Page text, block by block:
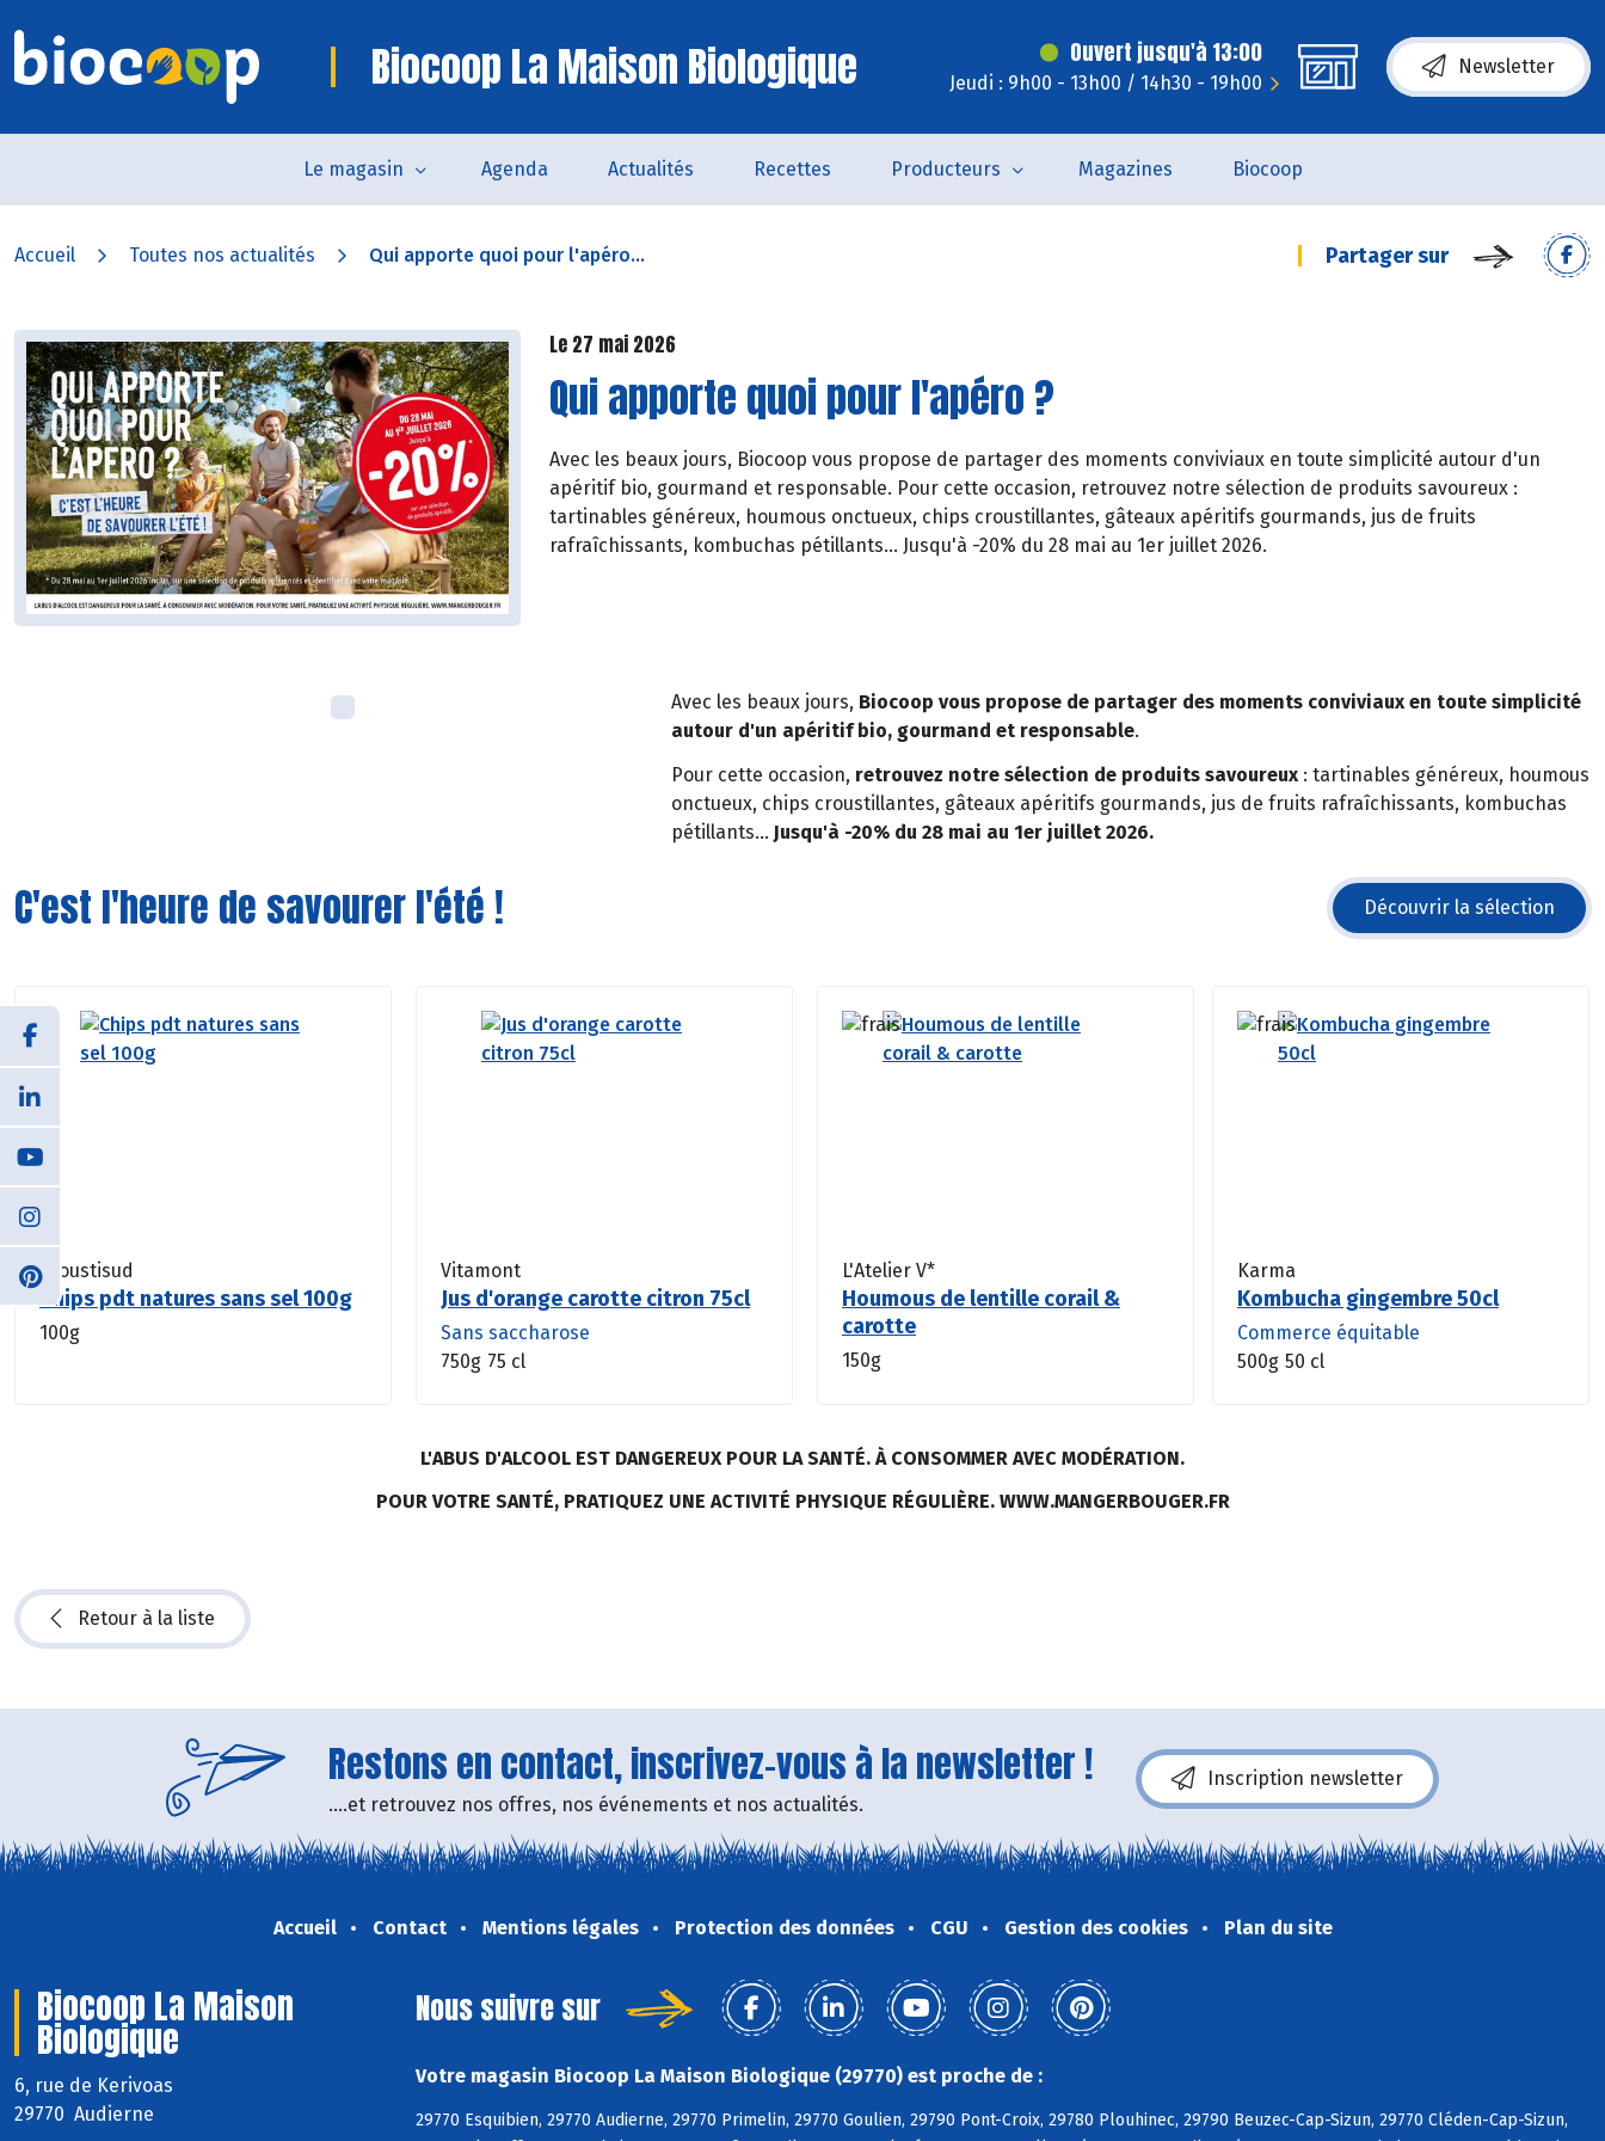
Biocoop La Maison Biologique Ouvert jusqu'à 13:00
Jeudi : 9h00 - 13h00 / 14h30 - 19h00
Newsletter
Le magasin Agenda Actualités Recettes Producteurs Magazines Biocoop
Accueil Toutes nos actualités Qui apporte quoi pour l'apéro... Partager sur
Le 27 mai 2026
Qui apporte quoi pour l'apéro ?
Avec les beaux jours, Biocoop vous propose de partager des moments conviviaux en toute simplicité autour d'un
apéritif bio, gourmand et responsable. Pour cette occasion, retrouvez notre sélection de produits savoureux :
tartinables généreux, houmous onctueux, chips croustillantes, gâteaux apéritifs gourmands, jus de fruits
rafraîchissants, kombuchas pétillants... Jusqu'à -20% du 28 mai au 1er juillet 2026.
Avec les beaux jours, Biocoop vous propose de partager des moments conviviaux en toute simplicité
autour d'un apéritif bio, gourmand et responsable.
Pour cette occasion, retrouvez notre sélection de produits savoureux: tartinables généreux, houmous
onctueux, chips croustillantes, gâteaux apéritifs gourmands, jus de fruits rafraîchissants, kombuchas
pétillants... Jusqu'à -20% du 28 mai au 1er juillet 2026.
C'est l'heure de savourer l'été ! Découvrir la sélection
Croustisud
Chips pdt natures sans sel 100g
100g
Vitamont
Jus d'orange carotte citron 75cl
Sans saccharose
750g 75 cl
L'Atelier V*
Houmous de lentille corail &
carotte
150g
Karma
Kombucha gingembre 50cl
Commerce équitable
500g 50 cl
L'ABUS D'ALCOOL EST DANGEREUX POUR LA SANTÉ. À CONSOMMER AVEC MODÉRATION.
POUR VOTRE SANTÉ, PRATIQUEZ UNE ACTIVITÉ PHYSIQUE RÉGULIÈRE. WWW.MANGERBOUGER.FR
Retour à la liste
Restons en contact, inscrivez-vous à la newsletter !
....et retrouvez nos offres, nos événements et nos actualités.
Inscription newsletter
Accueil Contact Mentions légales Protection des données CGU Gestion des cookies Plan du site
Biocoop La Maison
Biologique
6, rue de Kerivoas
29770 Audierne
Nous suivre sur
Votre magasin Biocoop La Maison Biologique (29770) est proche de :
29770 Esquibien, 29770 Audierne, 29770 Primelin, 29770 Goulien, 29790 Pont-Croix, 29780 Plouhinec, 29790 Beuzec-Cap-Sizun, 29770 Cléden-Cap-Sizun,